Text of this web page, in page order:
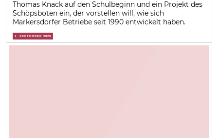
Thomas Knack auf den Schulbeginn und ein Projekt des
Schöpsboten ein, der vorstellen will, wie sich
Markersdorfer Betriebe seit 1990 entwickelt haben.
1. SEPTEMBER 2020